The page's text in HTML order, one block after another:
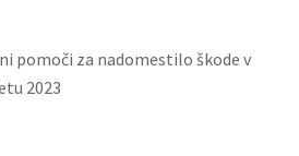
pomoči za nadomestilo škode v
2023